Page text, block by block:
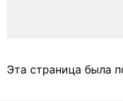
Эта страница была